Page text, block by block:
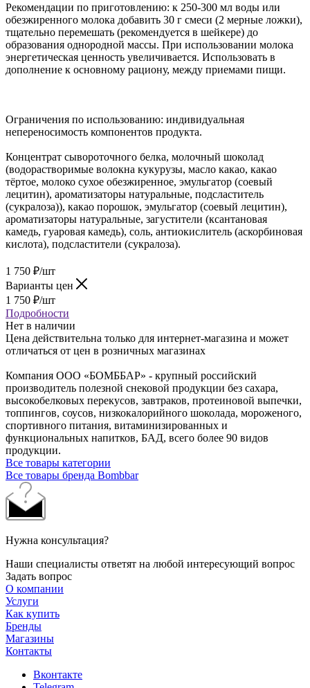
Рекомендации по приготовлению: к 250-300 мл воды или
обезжиренного молока добавить 30 г смеси (2 мерные ложки),
тщательно перемешать (рекомендуется в шейкере) до
образования однородной массы. При использовании молока
энергетическая ценность увеличивается. Использовать в
дополнение к основному рациону, между приемами пищи.
Ограничения по использованию: индивидуальная
непереносимость компонентов продукта.
Концентрат сывороточного белка, молочный шоколад
(водорастворимые волокна кукурузы, масло какао, какао
тёртое, молоко сухое обезжиренное, эмульгатор (соевый
лецитин), ароматизаторы натуральные, подсластитель
(сукралоза)), какао порошок, эмульгатор (соевый лецитин),
ароматизаторы натуральные, загустители (ксантановая
камедь, гуаровая камедь), соль, антиокислитель (аскорбиновая
кислота), подсластители (сукралоза).
1 750 ₽/шт
Варианты цен
1 750 ₽/шт
Подробности
Нет в наличии
Цена действительна только для интернет-магазина и может
отличаться от цен в розничных магазинах
Компания ООО «БОМББАР» - крупный российский
производитель полезной снековой продукции без сахара,
высокобелковых перекусов, завтраков, протеиновой выпечки,
топпингов, соусов, низкокалорийного шоколада, мороженого,
спортивного питания, витаминизированных и
функциональных напитков, БАД, всего более 90 видов
продукции.
Все товары категории
Все товары бренда Bombbar
Нужна консультация?
Наши специалисты ответят на любой интересующий вопрос
Задать вопрос
О компании
Услуги
Как купить
Бренды
Магазины
Контакты
Вконтакте